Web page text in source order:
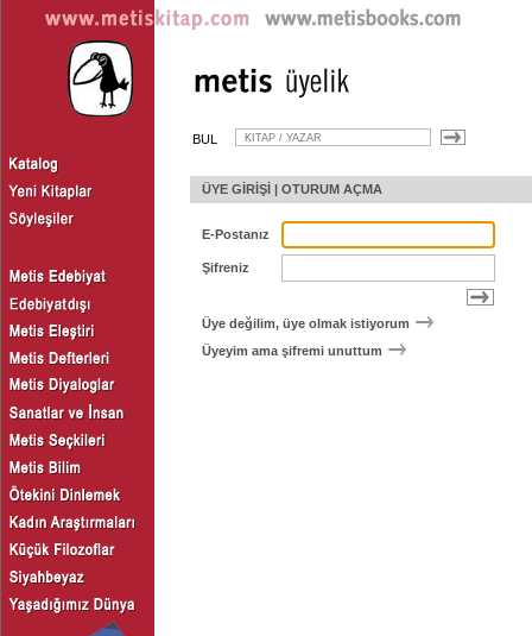
BUL
ÜYE GİRİŞİ | OTURUM AÇMA
E-Postanız
Şifreniz
Üye değilim, üye olmak istiyorum
Üyeyim ama şifremi unuttum